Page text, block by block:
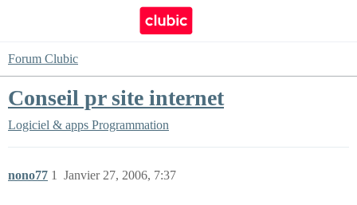
Forum Clubic
Conseil pr site internet
Logiciel & apps Programmation
nono77 Janvier 27, 2006, 7:37
1